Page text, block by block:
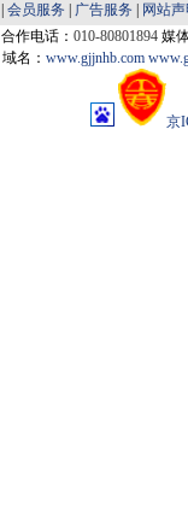
会员服务 广告服务
网站
合作电话： 010-80801894 媒
域名： www.gjjnhb.com
京